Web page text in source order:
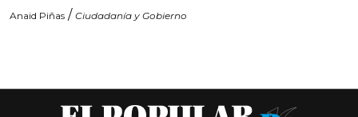
Anaid Piñas / Ciudadanía y Gobierno